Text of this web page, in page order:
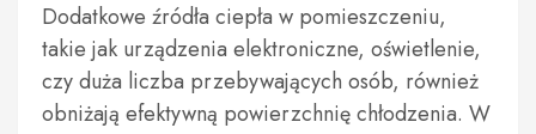
Dodatkowe źródła ciepła w pomieszczeniu,
takie jak urządzenia elektroniczne, oświetlenie,
czy duża liczba przebywających osób, również
obniżają efektywną powierzchnię chłodzenia. W